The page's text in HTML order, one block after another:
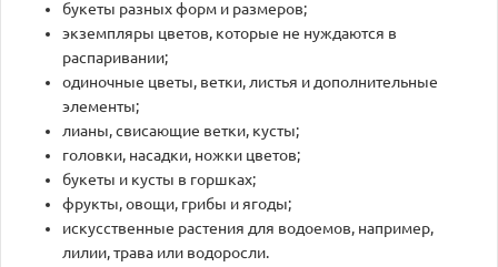
букеты разных форм и размеров;
экземпляры цветов, которые не нуждаются в
распаривании;
одиночные цветы, ветки, листья и дополнительные
элементы;
лианы, свисающие ветки, кусты;
головки, насадки, ножки цветов;
букеты и кусты в горшках;
фрукты, овощи, грибы и ягоды;
искусственные растения для водоемов, например,
лилии, трава или водоросли.